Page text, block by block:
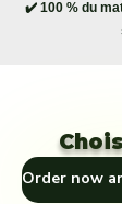
✔️ 100 % du